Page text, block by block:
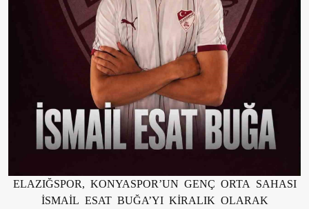
ELAZIĞSPOR, KONYASPOR’UN GENÇ ORTA SAHASI
İSMAİL ESAT BUĞA’YI KİRALIK OLARAK